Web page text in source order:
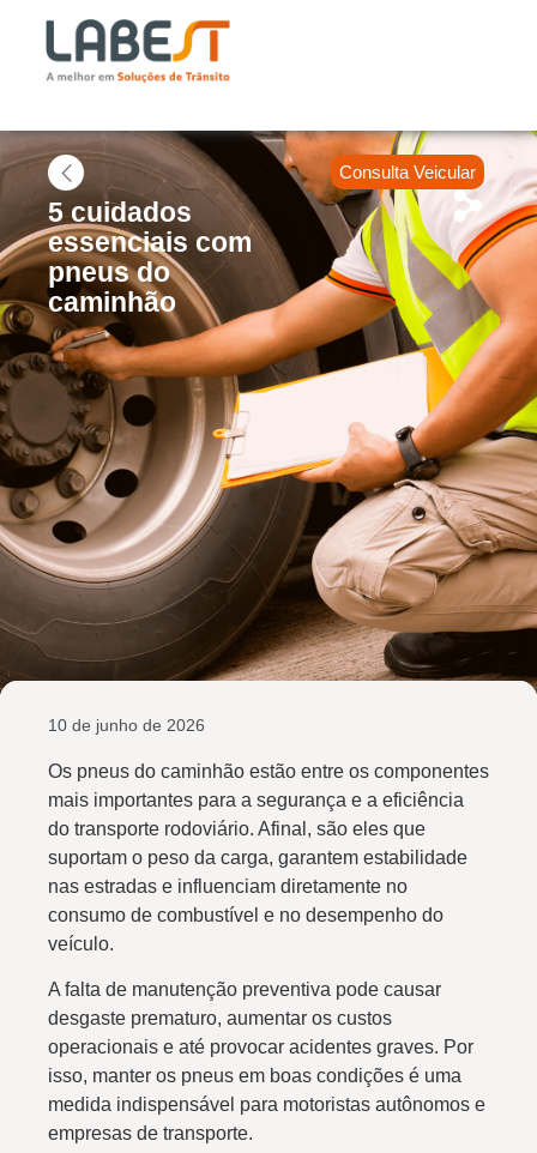
5 cuidados
essenciais com
pneus do
caminhão
Consulta Veicular
10 de junho de 2026
Os pneus do caminhão estão entre os componentes
mais importantes para a segurança e a eficiência
do transporte rodoviário. Afinal, são eles que
suportam o peso da carga, garantem estabilidade
nas estradas e influenciam diretamente no
consumo de combustível e no desempenho do
veículo.
A falta de manutenção preventiva pode causar
desgaste prematuro, aumentar os custos
operacionais e até provocar acidentes graves. Por
isso, manter os pneus em boas condições é uma
medida indispensável para motoristas autônomos e
empresas de transporte.